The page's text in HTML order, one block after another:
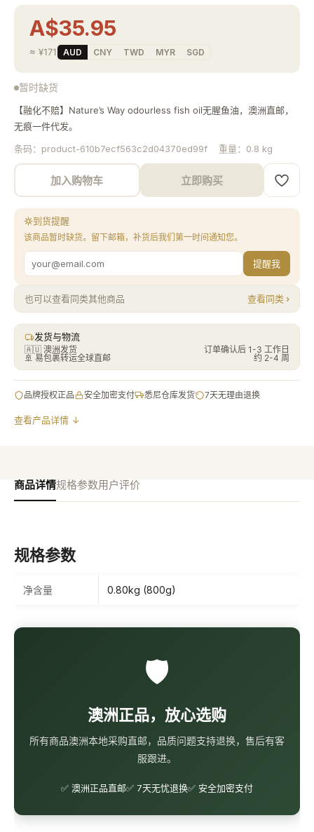
A$35.95
≈ ¥171 AUD CNY TWD MYR SGD
暂时缺货
【融化不赔】Nature’s Way odourless fish oil无腥鱼油，澳洲直邮，
无痕一件代发。
条码： product-610b7ecf563c2d04370ed99f 重量： 0.8 kg
加入购物车 立即购买
到货提醒
该商品暂时缺货。留下邮箱，补货后我们第一时间通知您。
提醒我
也可以查看同类其他商品 查看同类 ›
发货与物流
🇦🇺 澳洲发货
订单确认后 1-3 工作日
🚢 易包裹转运全球直邮 约 2-4 周
品牌授权正品 安全加密支付 悉尼仓库发货 7天无理由退换
查看产品详情 ↓
商品详情规格参数用户评价
规格参数
净含量 0.80kg (800g)
🛡️
澳洲正品，放心选购
所有商品澳洲本地采购直邮，品质问题支持退换，售后有客
服跟进。
✅ 澳洲正品直邮✅ 7天无忧退换✅ 安全加密支付